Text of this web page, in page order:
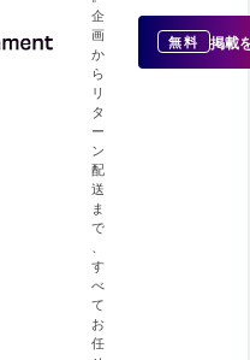
企
画
か
ら
リ
タ
ー
ン
配
送
ま
で
す
べ
て
お
任
無料 掲載